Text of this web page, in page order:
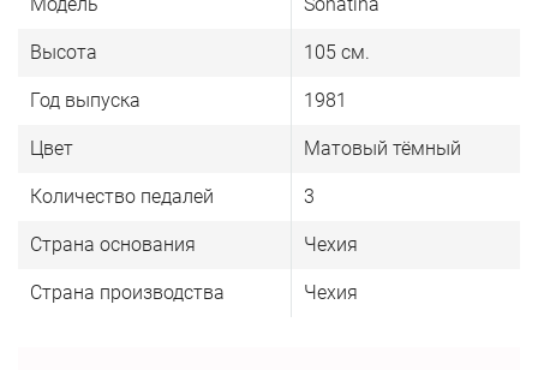
Высота 105 см.
Год выпуска 1981
Цвет Матовый тёмный
Количество педалей 3
Страна основания Чехия
Страна производства Чехия